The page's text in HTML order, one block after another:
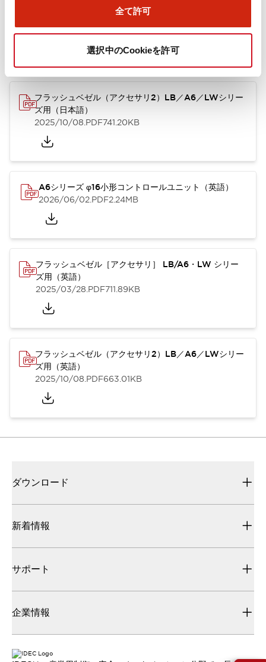
全て許可
選択中のCookieを許可
フラッシュベゼル［アクセサリ］ LB/A6・LW シリーズ
2025/03/28.PDF617.63KB
フラッシュベゼル（アクセサリ2）LB／A6／LWシリー
ズ用（日本語）
2025/10/08.PDF741.20KB
A6シリーズ φ16小形コントロールユニット（英語）
2026/06/02.PDF2.24MB
フラッシュベゼル［アクセサリ］ LB/A6・LW シリー
ズ用（英語）
2025/03/28.PDF711.89KB
フラッシュベゼル（アクセサリ2）LB／A6／LWシリー
ズ用（英語）
2025/10/08.PDF663.01KB
ダウンロード
新着情報
サポート
企業情報